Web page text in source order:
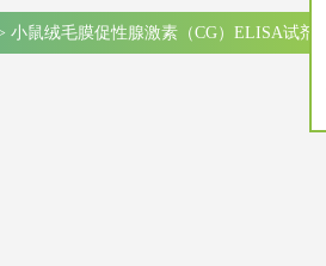
小鼠绒毛膜促性腺激素（CG）ELISA试剂盒